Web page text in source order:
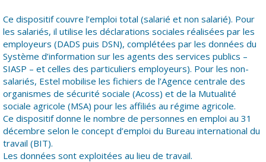
Ce dispositif couvre l’emploi total (salarié et non salarié). Pour
les salariés, il utilise les déclarations sociales réalisées par les
employeurs (DADS puis DSN), complétées par les données du
Système d’information sur les agents des services publics –
SIASP – et celles des particuliers employeurs). Pour les non-
salariés, Estel mobilise les fichiers de l’Agence centrale des
organismes de sécurité sociale (Acoss) et de la Mutualité
sociale agricole (MSA) pour les affiliés au régime agricole.
Ce dispositif donne le nombre de personnes en emploi au 31
décembre selon le concept d’emploi du Bureau international du
travail (BIT).
Les données sont exploitées au lieu de travail.